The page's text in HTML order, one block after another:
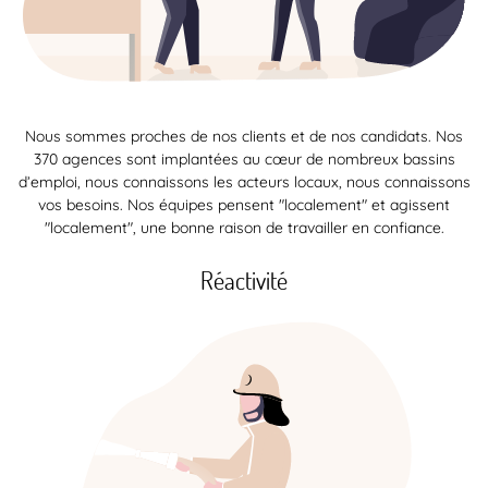
Nous sommes proches de nos clients et de nos candidats. Nos
370 agences sont implantées au cœur de nombreux bassins
d’emploi, nous connaissons les acteurs locaux, nous connaissons
vos besoins. Nos équipes pensent "localement" et agissent
"localement", une bonne raison de travailler en confiance.
Réactivité